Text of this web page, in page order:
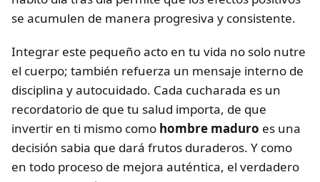
se acumulen de manera progresiva y consistente.
Integrar este pequeño acto en tu vida no solo nutre
el cuerpo; también refuerza un mensaje interno de
disciplina y autocuidado. Cada cucharada es un
recordatorio de que tu salud importa, de que
invertir en ti mismo como hombre maduro es una
decisión sabia que dará frutos duraderos. Y como
en todo proceso de mejora auténtica, el verdadero